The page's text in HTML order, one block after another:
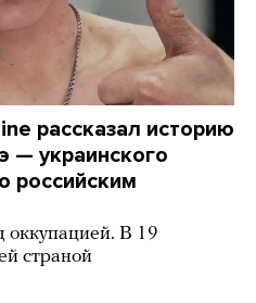
рассказал историю
— украинского
российским
оккупацией. В 19
страной